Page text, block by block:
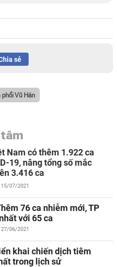
sẻ
Vũ Hán
Nam có thêm 1.922 ca
19, nâng tổng số mắc
3.416 ca
15/07/2021
76 ca nhiễm mới, TP
với 65 ca
27/06/2021
khai chiến dịch tiêm
trong lịch sử